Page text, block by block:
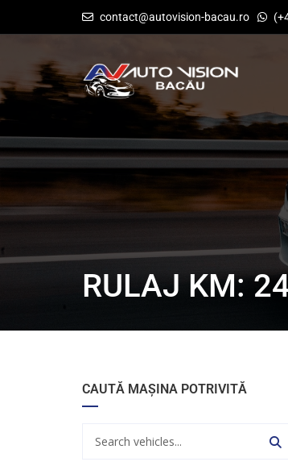
contact@autovision-bacau.ro
RULAJ KM:
CAUTĂ MAȘINA POTRIVITĂ